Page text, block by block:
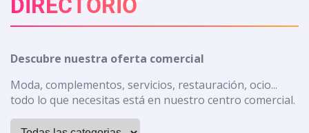
DIRECTORIO
Descubre nuestra oferta comercial
Moda, complementos, servicios, restauración, ocio...
todo lo que necesitas está en nuestro centro comercial.